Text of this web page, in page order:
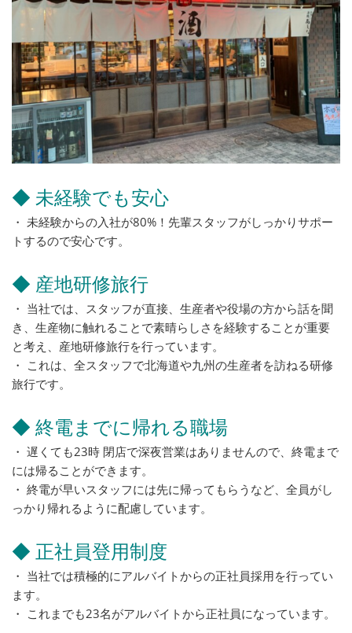
◆ 未経験でも安心
・ 未経験からの入社が80%！先輩スタッフがしっかりサポー
トするので安心です。
◆ 産地研修旅行
・ 当社では、スタッフが直接、生産者や役場の方から話を聞
き、生産物に触れることで素晴らしさを経験することが重要
と考え、産地研修旅行を行っています。
・ これは、全スタッフで北海道や九州の生産者を訪ねる研修
旅行です。
◆ 終電までに帰れる職場
・ 遅くても23時 閉店で深夜営業はありませんので、終電まで
には帰ることができます。
・ 終電が早いスタッフには先に帰ってもらうなど、全員がし
っかり帰れるように配慮しています。
◆ 正社員登用制度
・ 当社では積極的にアルバイトからの正社員採用を行ってい
ます。
・ これまでも23名がアルバイトから正社員になっています。